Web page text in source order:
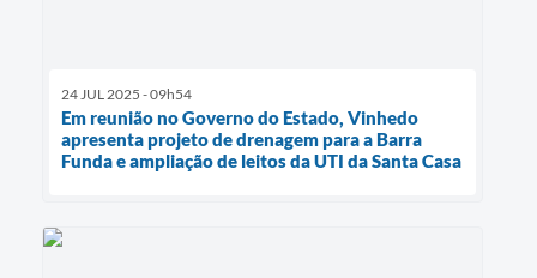
24 JUL 2025 - 09h54
Em reunião no Governo do Estado, Vinhedo
apresenta projeto de drenagem para a Barra
Funda e ampliação de leitos da UTI da Santa Casa